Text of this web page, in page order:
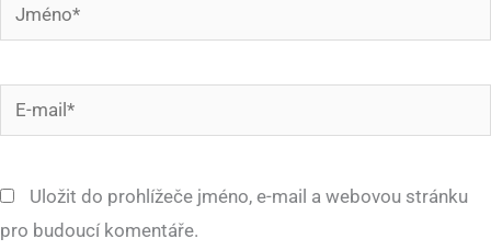
mail*
Uložit do prohlížeče jméno, e-mail a webovou stránku
pro budoucí komentáře.